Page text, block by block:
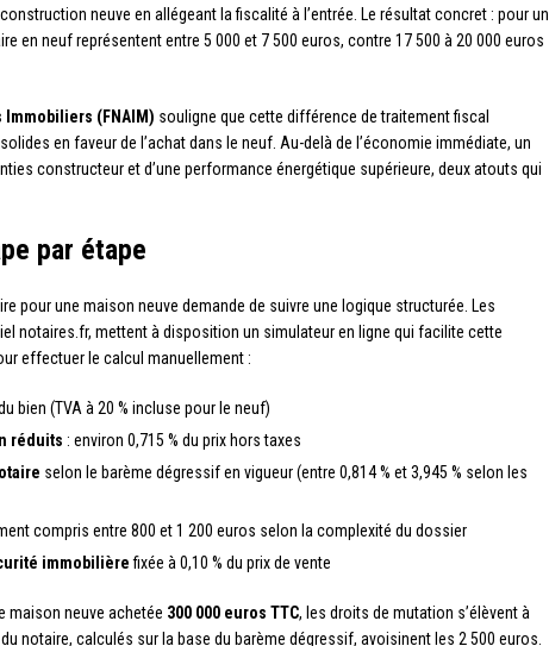
neuve en allégeant la fiscalité à l’entrée. Le résultat concret : pour un
en neuf représentent entre 5 000 et 7 500 euros, contre 17 500 à 20 000 euros
(FNAIM) souligne que cette différence de traitement fiscal
en faveur de l’achat dans le neuf. Au-delà de l’économie immédiate, un
constructeur et d’une performance énergétique supérieure, deux atouts qui
par étape
pour une maison neuve demande de suivre une logique structurée. Les
notaires.fr, mettent à disposition un simulateur en ligne qui facilite cette
effectuer le calcul manuellement :
bien (TVA à 20 % incluse pour le neuf)
réduits : environ 0,715 % du prix hors taxes
selon le barème dégressif en vigueur (entre 0,814 % et 3,945 % selon les
compris entre 800 et 1 200 euros selon la complexité du dossier
immobilièrefixée à 0,10 % du prix de vente
maison neuve achetée 300 000 euros TTC, les droits de mutation s’élèvent à
notaire, calculés sur la base du barème dégressif, avoisinent les 2 500 euros.